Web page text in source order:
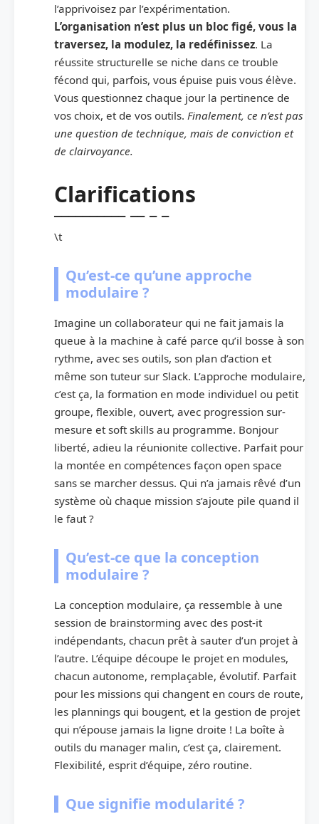
l’apprivoisez par l’expérimentation.
L’organisation n’est plus un bloc figé, vous la
traversez, la modulez, la redéfinissez. La
réussite structurelle se niche dans ce trouble
fécond qui, parfois, vous épuise puis vous élève.
Vous questionnez chaque jour la pertinence de
vos choix, et de vos outils. Finalement, ce n’est pas
une question de technique, mais de conviction et
de clairvoyance.
Clarifications
\t
Qu’est-ce qu’une approche
modulaire ?
Imagine un collaborateur qui ne fait jamais la
queue à la machine à café parce qu’il bosse à son
rythme, avec ses outils, son plan d’action et
même son tuteur sur Slack. L’approche modulaire,
c’est ça, la formation en mode individuel ou petit
groupe, flexible, ouvert, avec progression sur-
mesure et soft skills au programme. Bonjour
liberté, adieu la réunionite collective. Parfait pour
la montée en compétences façon open space
sans se marcher dessus. Qui n’a jamais rêvé d’un
système où chaque mission s’ajoute pile quand il
le faut ?
Qu’est-ce que la conception
modulaire ?
La conception modulaire, ça ressemble à une
session de brainstorming avec des post-it
indépendants, chacun prêt à sauter d’un projet à
l’autre. L’équipe découpe le projet en modules,
chacun autonome, remplaçable, évolutif. Parfait
pour les missions qui changent en cours de route,
les plannings qui bougent, et la gestion de projet
qui n’épouse jamais la ligne droite ! La boîte à
outils du manager malin, c’est ça, clairement.
Flexibilité, esprit d’équipe, zéro routine.
Que signifie modularité ?